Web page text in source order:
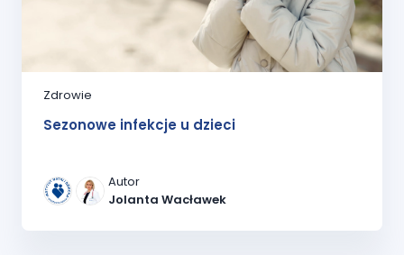
Zdrowie
Sezonowe infekcje u dzieci
Autor
Jolanta Wacławek